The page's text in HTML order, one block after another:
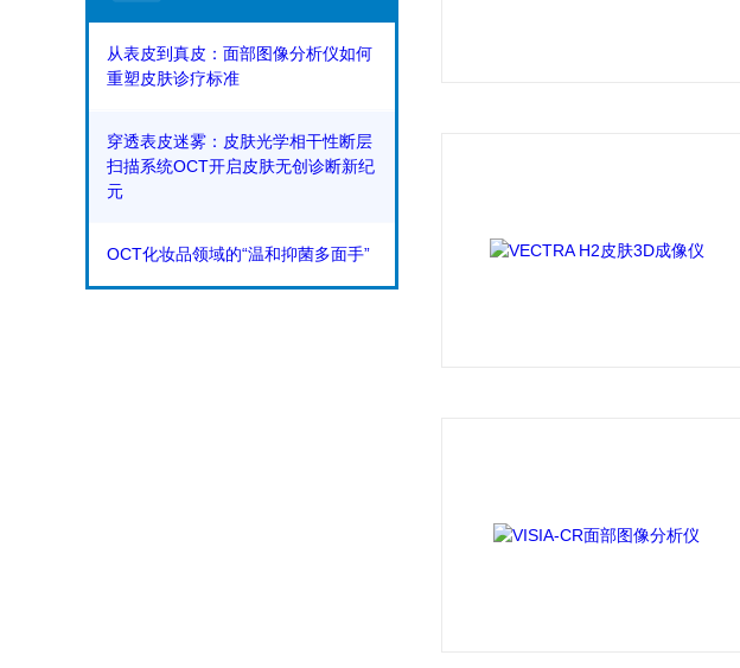
从表皮到真皮：面部图像分析仪如何
重塑皮肤诊疗标准
穿透表皮迷雾：皮肤光学相干性断层
扫描系统OCT开启皮肤无创诊断新纪
元
OCT化妆品领域的“温和抑菌多面手”